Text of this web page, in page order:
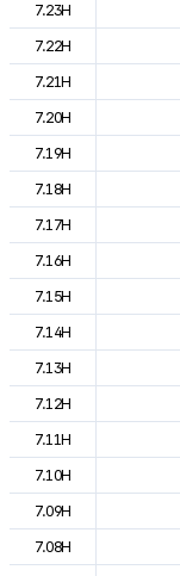
7.23H
7.22H
7.21H
7.20H
7.19H
7.18H
7.17H
7.16H
7.15H
7.14H
7.13H
7.12H
7.11H
7.10H
7.09H
7.08H